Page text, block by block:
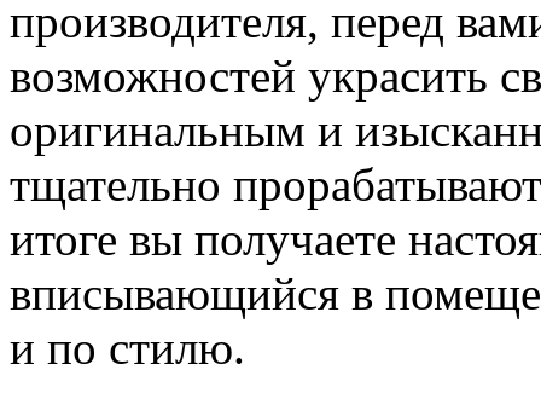
производителя, перед
возможностей украсить
оригинальным и
тщательно
итоге вы получаете
вписывающийся в
и по стилю.